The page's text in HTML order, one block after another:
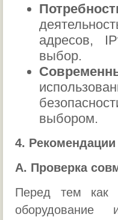
адресов,
выбор.
выбором.
4.
А. Проверка
Перед тем как
оборудование